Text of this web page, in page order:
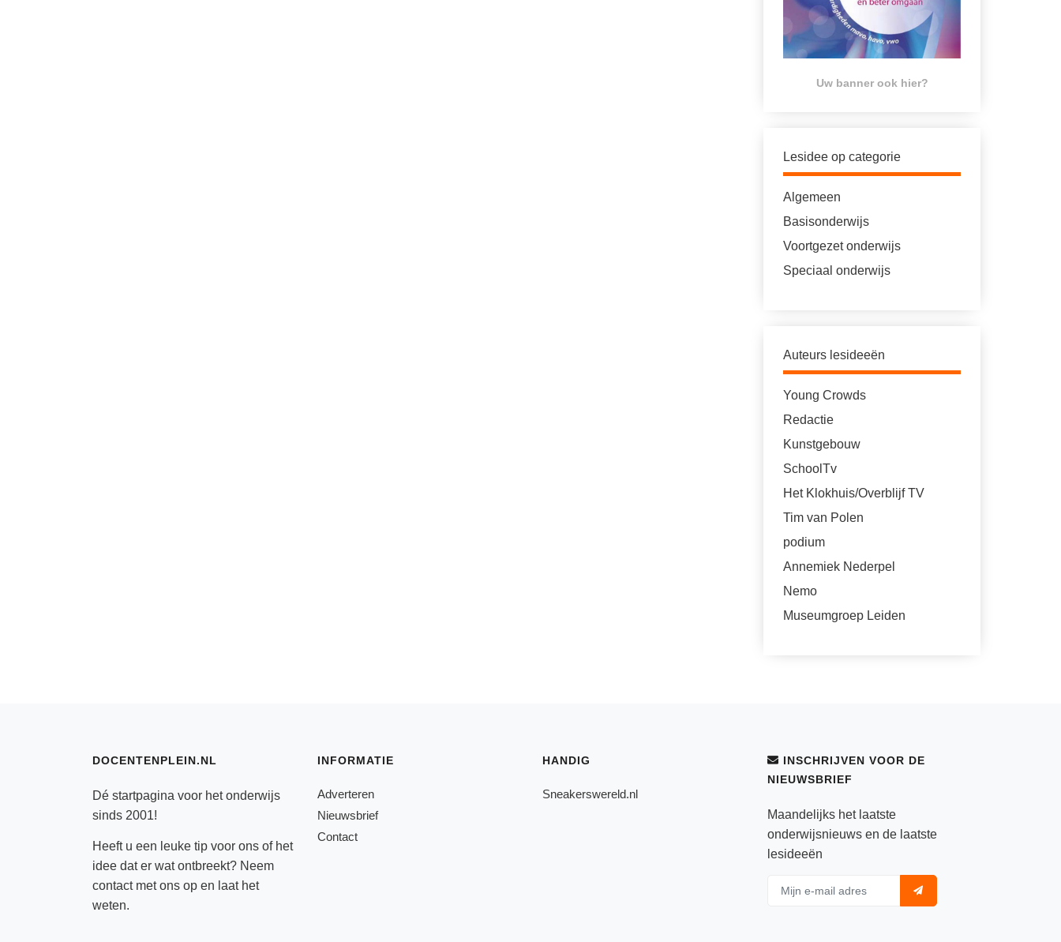
Uw banner ook hier?
Lesidee op categorie
Algemeen
Basisonderwijs
Voortgezet onderwijs
Speciaal onderwijs
Auteurs lesideeën
Young Crowds
Redactie
Kunstgebouw
SchoolTv
Het Klokhuis/Overblijf TV
Tim van Polen
podium
Annemiek Nederpel
Nemo
Museumgroep Leiden
DOCENTENPLEIN.NL
Dé startpagina voor het onderwijs
sinds 2001!
Heeft u een leuke tip voor ons of het
idee dat er wat ontbreekt? Neem
contactmet ons op en laat het
weten.
INFORMATIE
Adverteren
Nieuwsbrief
Contact
HANDIG
Sneakerswereld.nl
INSCHRIJVEN VOOR DE
NIEUWSBRIEF
Maandelijks het laatste
onderwijsnieuws en de laatste
lesideeën